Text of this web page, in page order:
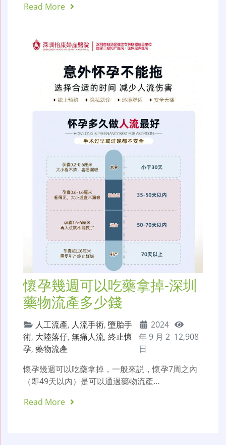
Read More
懷孕幾週可以吃藥拿掉-深圳
藥物流產多少錢
人工流產, 人流手術, 墮胎手
術, 大陸落仔, 無痛人流, 終止懷
孕, 藥物流產
2024
年 9 月 2
日
12,908
懷孕幾週可以吃藥拿掉，一般來説，懷孕7周之內
（即49天以內）是可以通過藥物流產…
Read More